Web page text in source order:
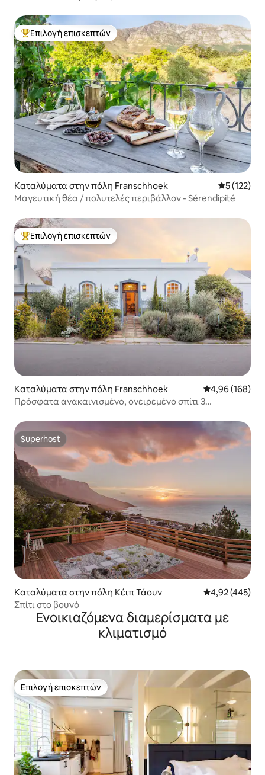
Κορυφαία επιλογή επισκεπτών
Επιλογή επισκεπτών
Καταλύματα στην πόλη Franschhoek Μέση
5 (122)
Μαγευτική θέα / πολυτελές περιβάλλον - Sérendipité
Κορυφαία επιλογή επισκεπτών
Επιλογή επισκεπτών
Καταλύματα στην πόλη Franschhoek Μέση
4,96 (168)
Πρόσφατα ανακαινισμένο, ονειρεμένο σπίτι 3
Superhost
Superhost
Καταλύματα στην πόλη Κέιπ Τάουν Μέση
4,92 (445)
Σπίτι στο βουνό
Ενοικιαζόμενα διαμερίσματα με
κλιματισμό
Επιλογή επισκεπτών
Επιλογή επισκεπτών